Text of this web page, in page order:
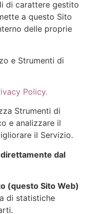
di carattere gestito
a questo Sito
delle proprie
e Strumenti di
Policy.
Strumenti di
e analizzare il
il Servizio.
dal
(questo Sito Web)
di statistiche